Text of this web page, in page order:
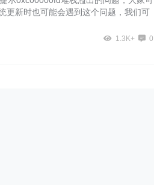
更新时也可能会遇到这个问题，我们可
1.3K+ 0